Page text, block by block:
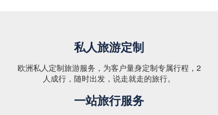
私人旅游定制
欧洲私人定制旅游服务，为客户量身定制专属行程，2
人成行，随时出发，说走就走的旅行。
一站旅行服务